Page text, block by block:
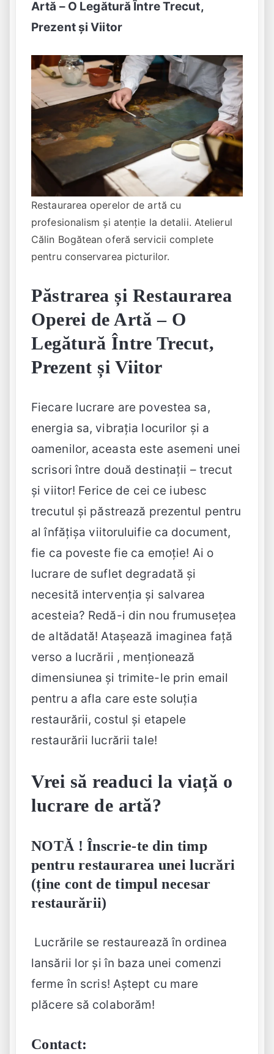
Artă – O Legătură Între Trecut,
Prezent și Viitor
Restaurarea operelor de artă cu
profesionalism și atenție la detalii. Atelierul
Călin Bogătean oferă servicii complete
pentru conservarea picturilor.
Păstrarea și Restaurarea
Operei de Artă – O
Legătură Între Trecut,
Prezent și Viitor
Fiecare lucrare are povestea sa,
energia sa, vibrația locurilor și a
oamenilor, aceasta este asemeni unei
scrisori între două destinații – trecut
și viitor! Ferice de cei ce iubesc
trecutul și păstrează prezentul pentru
al înfățișa viitoruluifie ca document,
fie ca poveste fie ca emoție! Ai o
lucrare de suflet degradată și
necesită intervenția și salvarea
acesteia? Redă-i din nou frumusețea
de altădată! Atașează imaginea față
verso a lucrării , menționează
dimensiunea și trimite-le prin email
pentru a afla care este soluția
restaurării, costul și etapele
restaurării lucrării tale!
Vrei să readuci la viață o
lucrare de artă?
NOTĂ ! Înscrie-te din timp
pentru restaurarea unei lucrări
(ține cont de timpul necesar
restaurării)
Lucrările se restaurează în ordinea
lansării lor și în baza unei comenzi
ferme în scris! Aștept cu mare
plăcere să colaborăm!
Contact: